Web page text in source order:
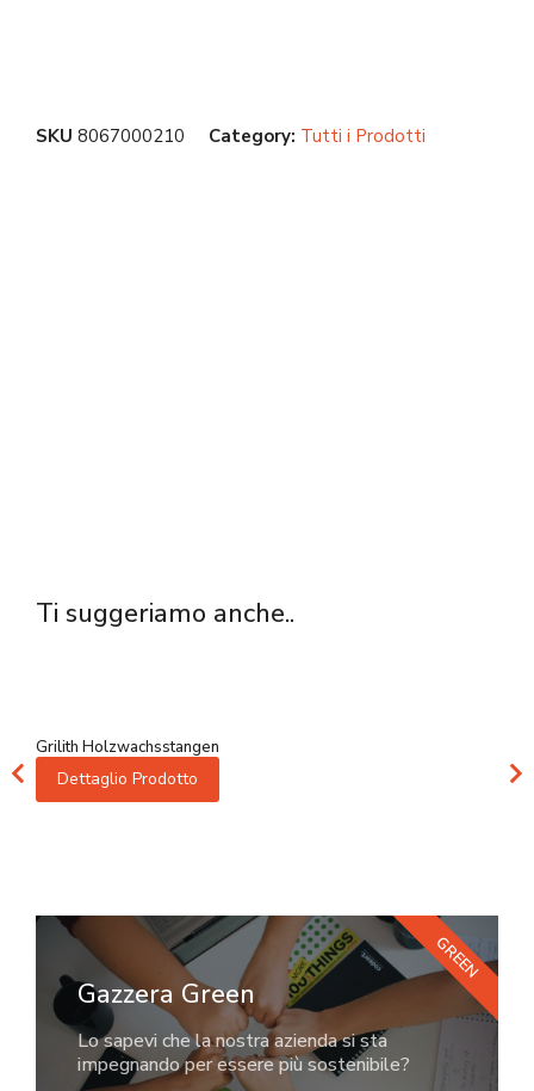
SKU 8067000210 Category: Tutti i Prodotti
Ti suggeriamo anche..
Grilith Holzwachsstangen
Dettaglio Prodotto
Gazzera Green
Lo sapevi che la nostra azienda si sta
impegnando per essere più sostenibile?
GREEN